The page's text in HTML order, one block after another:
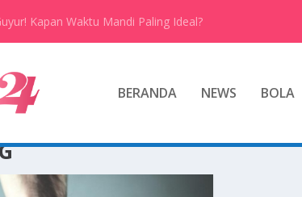
Kapan Waktu Mandi Paling Ideal?
BERANDA NEWS BOLA